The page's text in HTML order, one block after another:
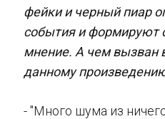
фейки и черный пиар
события и формируют
мнение. А чем вызван
данному
- "Много шума из